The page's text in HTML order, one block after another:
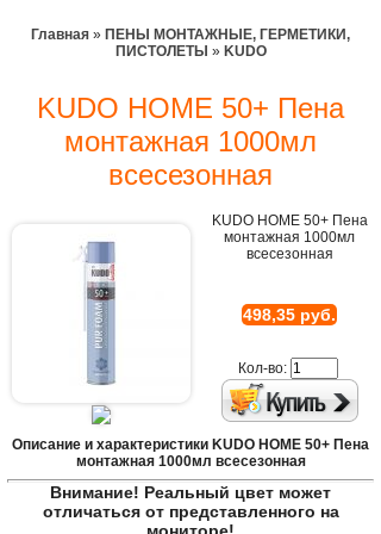
Главная » ПЕНЫ МОНТАЖНЫЕ, ГЕРМЕТИКИ,
ПИСТОЛЕТЫ » KUDO
KUDO HOME 50+ Пена
монтажная 1000мл
всесезонная
KUDO HOME 50+ Пена
монтажная 1000мл
всесезонная
498,35 руб.
Кол-во:
Описание и характеристики KUDO HOME 50+ Пена
монтажная 1000мл всесезонная
Внимание! Реальный цвет может
отличаться от представленного на